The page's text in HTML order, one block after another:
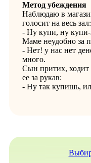
Метод убеждения
Наблюдаю в
голосит на весь зал:
- Ну купи, ну
Маме неудобно за
- Нет! у нас нет
много.
Сын притих, ходит
ее за рукав:
- Ну так купишь,